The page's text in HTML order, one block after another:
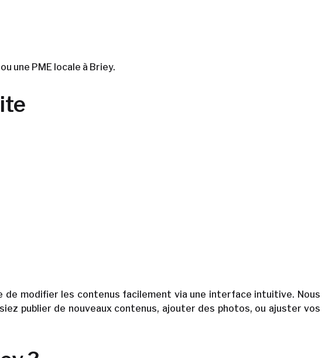
une PME locale à Briey.
modifier les contenus facilement via une interface intuitive. Nous
publier de nouveaux contenus, ajouter des photos, ou ajuster vos